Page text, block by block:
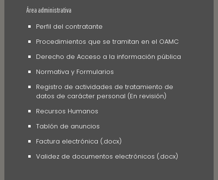
Área administrativa
Perfil del contratante
Procedimientos que se tramitan en el OAMC
Derecho de Acceso a la información pública
Normativa y Formularios
Registro de actividades de tratamiento de
datos de carácter personal (En revisión)
Recursos Humanos
Tablón de anuncios
Factura electrónica (.docx)
Validez de documentos electrónicos (.docx)